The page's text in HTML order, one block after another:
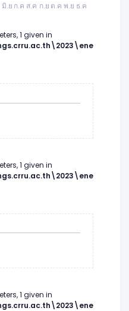
มิ.ย ก.ค ส.ค ก.ย ต.ค พ.ย ธ.ค
1 given in
1 given in
1 given in